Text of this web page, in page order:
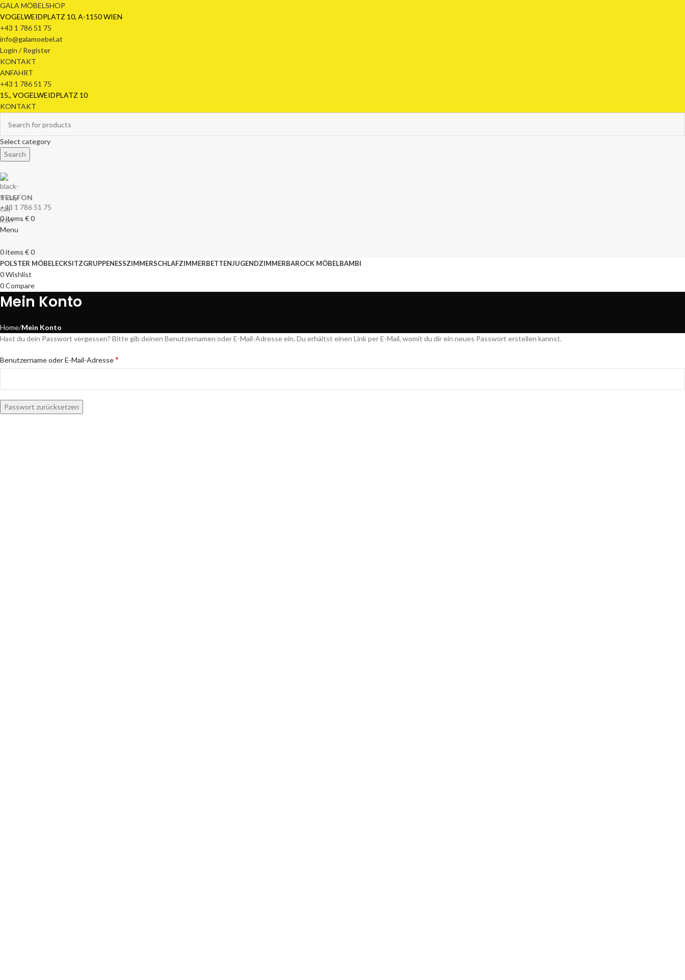
GALA MÖBELSHOP
VOGELWEIDPLATZ 10, A-1150 WIEN
+43 1 786 51 75
info@galamoebel.at
Login / Register
KONTAKT
ANFAHRT
+43 1 786 51 75
15., VOGELWEIDPLATZ 10
KONTAKT
Select category
Search
TELEFON
+43 1 786 51 75
0items €0
Menu
0items €0
POLSTER MÖBELECKSITZGRUPPENESSZIMMERSCHLAFZIMMERBETTENJUGENDZIMMERBAROCK MÖBELBAMBI
0Wishlist
0Compare
Mein Konto
Home Mein Konto
Hast du dein Passwort vergessen? Bitte gib deinen Benutzernamen oder E-Mail-Adresse ein. Du erhältst einen Link per E-Mail, womit du dir ein neues Passwort erstellen kannst.
Benutzername oder E-Mail-Adresse*
Passwort zurücksetzen